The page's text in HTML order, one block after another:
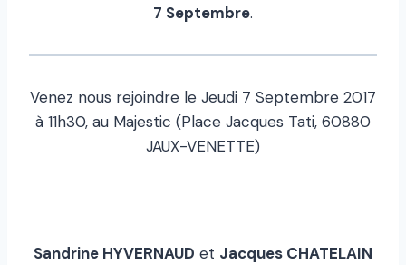
7 Septembre.
Venez nous rejoindre le Jeudi 7 Septembre 2017
à 11h30, au Majestic (Place Jacques Tati, 60880
JAUX-VENETTE)
Sandrine HYVERNAUD et Jacques CHATELAIN